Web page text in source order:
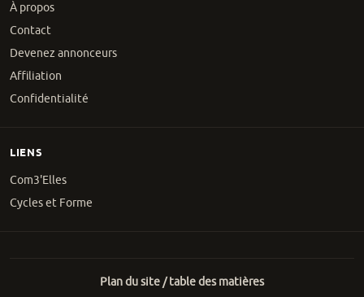
À propos
Contact
Devenez annonceurs
Affiliation
Confidentialité
LIENS
Com3'Elles
Cycles et Forme
Plan du site / table des matières